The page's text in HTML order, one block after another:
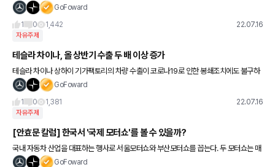
당한 일을 겪었다. 주차빌딩에 들어가려는데 관리인에게 제지를 받은 것이다. 주차 관리인
GoFoward
1
0 1,442 22.07.16
자유주제
테슬라 차이나, 올 상반기 수출 두 배 이상 증가
테슬라 차이나 상하이 기가팩토리의 차량 수출이 코로나19로 인한 봉쇄조치에도 불구하
고 올 해 상반기 수출이 2021년 상반기의 4만 1,770대의 2배 이상인 9만 7,182대에 달
GoFoward
1
0 1,381 22.07.16
자유주제
[안효문 칼럼] 한국서 '국제 모터쇼'를 볼 수 있을까?
국내 자동차 산업을 대표하는 행사로 서울모터쇼와 부산모터쇼를 꼽는다. 두 모터쇼는 매
격년 열리며 국내외 자동차 업체들의 신차와 기술력을 소개하는 장으로 20년 이상 존속
GoFoward